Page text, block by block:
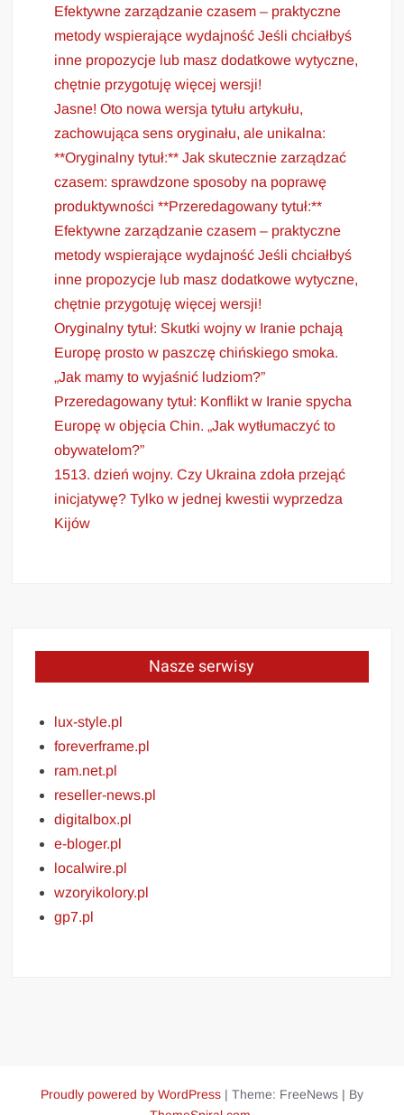
Efektywne zarządzanie czasem – praktyczne
metody wspierające wydajność Jeśli chciałbyś
inne propozycje lub masz dodatkowe wytyczne,
chętnie przygotuję więcej wersji!
Jasne! Oto nowa wersja tytułu artykułu,
zachowująca sens oryginału, ale unikalna:
**Oryginalny tytuł:** Jak skutecznie zarządzać
czasem: sprawdzone sposoby na poprawę
produktywności **Przeredagowany tytuł:**
Efektywne zarządzanie czasem – praktyczne
metody wspierające wydajność Jeśli chciałbyś
inne propozycje lub masz dodatkowe wytyczne,
chętnie przygotuję więcej wersji!
Oryginalny tytuł: Skutki wojny w Iranie pchają
Europę prosto w paszczę chińskiego smoka.
„Jak mamy to wyjaśnić ludziom?”
Przeredagowany tytuł: Konflikt w Iranie spycha
Europę w objęcia Chin. „Jak wytłumaczyć to
obywatelom?”
1513. dzień wojny. Czy Ukraina zdoła przejąć
inicjatywę? Tylko w jednej kwestii wyprzedza
Kijów
Nasze serwisy
lux-style.pl
foreverframe.pl
ram.net.pl
reseller-news.pl
digitalbox.pl
e-bloger.pl
localwire.pl
wzoryikolory.pl
gp7.pl
Proudly powered by WordPress | Theme: FreeNews | By